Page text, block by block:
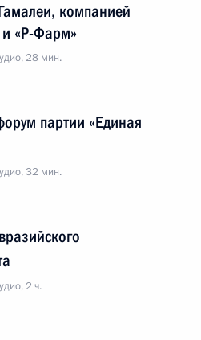
компанией
«Р-Фарм»
28 мин.
партии «Единая
32 мин.
2 ч.